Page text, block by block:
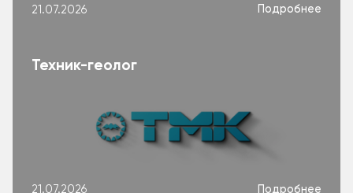
21.07.2026 Подробнее
Техник-геолог
21.07.2026 Подробнее